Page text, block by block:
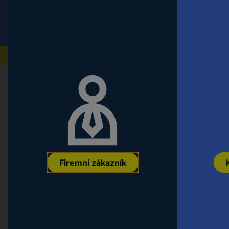
Firemní zákazník
Multimédia Ochranné folie Ochranná skla
Samsung Samsung EF-US942 -
sklo na displej smartphonu
8806097935612 Označení výrobce:
Kategorie produktu